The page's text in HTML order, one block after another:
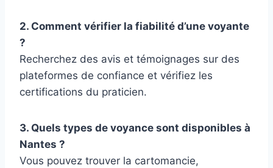
2. Comment vérifier la fiabilité d’une voyante
?
Recherchez des avis et témoignages sur des
plateformes de confiance et vérifiez les
certifications du praticien.
3. Quels types de voyance sont disponibles à
Nantes ?
Vous pouvez trouver la cartomancie,